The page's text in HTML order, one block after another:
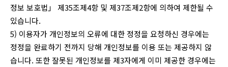
정보 보호법」 제35조제4항 및 제37조제2항에 의하여 제한될 수
있습니다.
5) 이용자가 개인정보의 오류에 대한 정정을 요청하신 경우에는
정정을 완료하기 전까지 당해 개인정보를 이용 또는 제공하지 않
습니다. 또한 잘못된 개인정보를 제3자에게 이미 제공한 경우에는